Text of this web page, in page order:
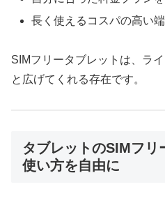
長く使えるコスパの高い
SIMフリータブレットは、ラ
と広げてくれる存在です。
タブレットのSIMフリ
使い方を自由に